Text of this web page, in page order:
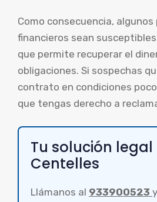
Como consecuencia,
financieros sean
que permite recuperar el
obligaciones. Si sospechas
contrato en condiciones
que tengas derecho a
Tu solución legal
Centelles
Llámanos al 933900523